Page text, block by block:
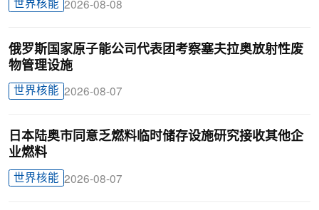
世界核能 2026-08-08
俄罗斯国家原子能公司代表团考察塞夫拉奥放射性废
物管理设施
世界核能 2026-08-07
日本陆奥市同意乏燃料临时储存设施研究接收其他企
业燃料
世界核能 2026-08-07